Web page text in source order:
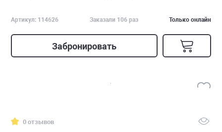
Артикул: 114626 Заказали 106 раз Только онлайн
Забронировать
0 отзывов